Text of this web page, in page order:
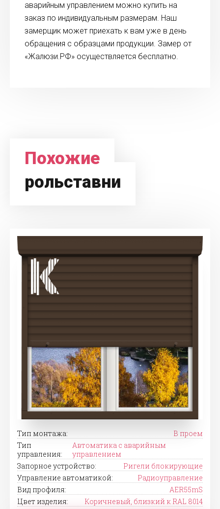
аварийным управлением можно купить на
заказ по индивидуальным размерам. Наш
замерщик может приехать к вам уже в день
обращения с образцами продукции. Замер от
«Жалюзи.РФ» осуществляется бесплатно.
Похожие
рольставни
Тип монтажа:
В проем
Тип
управления:
Автоматика с аварийным
управлением
Запорное устройство:
Ригели блокирующие
Управление автоматикой:
Радиоуправление
Вид профиля:
AER55mS
Цвет изделия:
Коричневый, близкий к RAL 8014